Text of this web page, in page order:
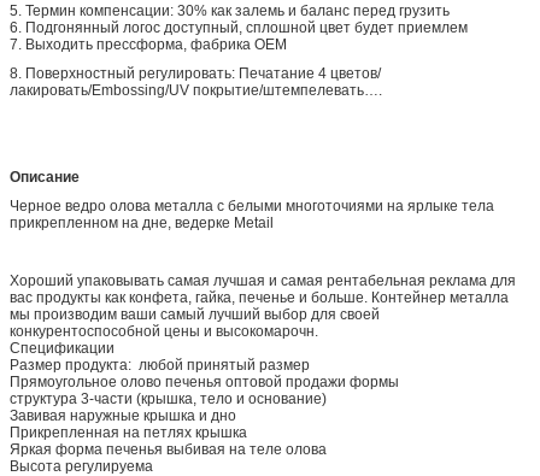
5. Термин компенсации: 30% как залемь и баланс перед грузить
6. Подгонянный логос доступный, сплошной цвет будет приемлем
7. Выходить прессформа, фабрика OEM
8. Поверхностный регулировать: Печатание 4 цветов/
лакировать/Embossing/UV покрытие/штемпелевать….
Описание
Черное ведро олова металла с белыми многоточиями на ярлыке тела
прикрепленном на дне, ведерке Metail
Хороший упаковывать самая лучшая и самая рентабельная реклама для
вас продукты как конфета, гайка, печенье и больше. Контейнер металла
мы производим ваши самый лучший выбор для своей
конкурентоспособной цены и высокомарочн.
Спецификации
Размер продукта: любой принятый размер
Прямоугольное олово печенья оптовой продажи формы
структура 3-части (крышка, тело и основание)
Завивая наружные крышка и дно
Прикрепленная на петлях крышка
Яркая форма печенья выбивая на теле олова
Высота регулируема